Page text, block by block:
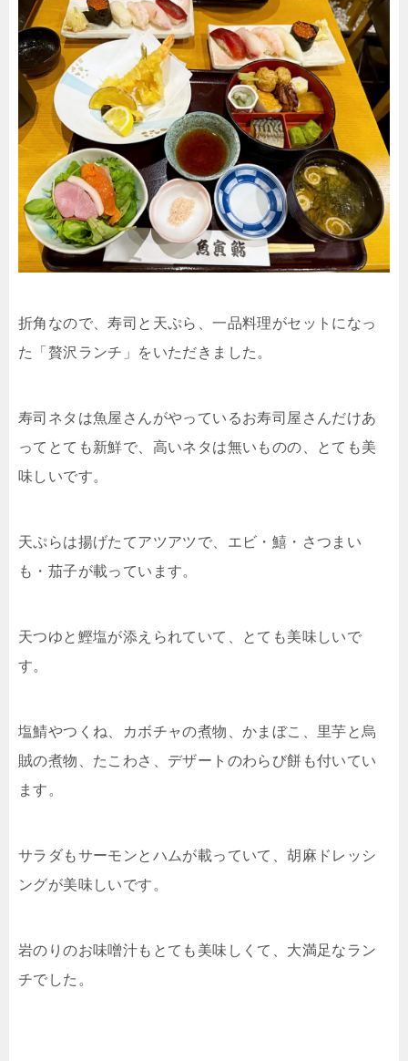
折角なので、寿司と天ぷら、一品料理がセットになっ
た「贅沢ランチ」をいただきました。
寿司ネタは魚屋さんがやっているお寿司屋さんだけあ
ってとても新鮮で、高いネタは無いものの、とても美
味しいです。
天ぷらは揚げたてアツアツで、エビ・鱚・さつまい
も・茄子が載っています。
天つゆと鰹塩が添えられていて、とても美味しいで
す。
塩鯖やつくね、カボチャの煮物、かまぼこ、里芋と烏
賊の煮物、たこわさ、デザートのわらび餅も付いてい
ます。
サラダもサーモンとハムが載っていて、胡麻ドレッシ
ングが美味しいです。
岩のりのお味噌汁もとても美味しくて、大満足なラン
チでした。